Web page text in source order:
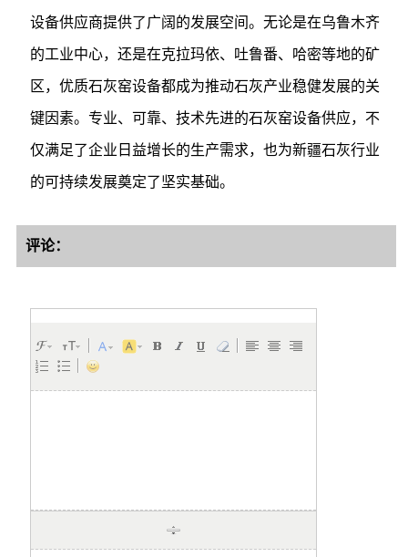
设备供应商提供了广阔的发展空间。无论是在乌鲁木齐
的工业中心，还是在克拉玛依、吐鲁番、哈密等地的矿
区，优质石灰窑设备都成为推动石灰产业稳健发展的关
键因素。专业、可靠、技术先进的石灰窑设备供应，不
仅满足了企业日益增长的生产需求，也为新疆石灰行业
的可持续发展奠定了坚实基础。
评论：